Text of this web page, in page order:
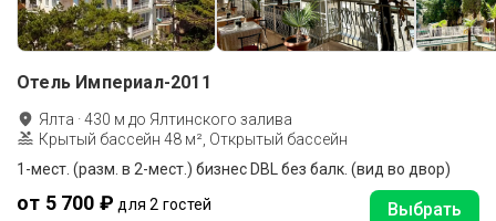
Отель Империал-2011
Ялта ·430 м до Ялтинского залива
Крытый бассейн 48 м², Открытый бассейн
1-мест. (разм. в 2-мест.) бизнес DBL без балк. (вид во двор)
от 5 700 ₽ для 2 гостей Выбрать